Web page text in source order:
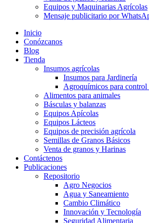
Equipos y Maquinarias Agrícolas
Mensaje publicitario por
Inicio
Conózcanos
Blog
Tienda
Insumos agrícolas
Insumos para Jardinería
Agroquímicos para control
Alimentos para animales
Básculas y balanzas
Equipos Apícolas
Equipos Lácteos
Equipos de precisión agrícola
Semillas de Granos Básicos
Venta de granos y Harinas
Contáctenos
Publicaciones
Repositorio
Agro Negocios
Agua y Saneamiento
Cambio Climático
Innovación y Tecnología
Seguridad Alimentaria